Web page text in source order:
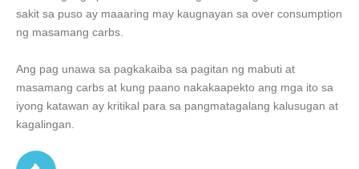
sakit sa puso ay maaaring may kaugnayan sa over consumption
ng masamang carbs.
Ang pag unawa sa pagkakaiba sa pagitan ng mabuti at
masamang carbs at kung paano nakakaapekto ang mga ito sa
iyong katawan ay kritikal para sa pangmatagalang kalusugan at
kagalingan.